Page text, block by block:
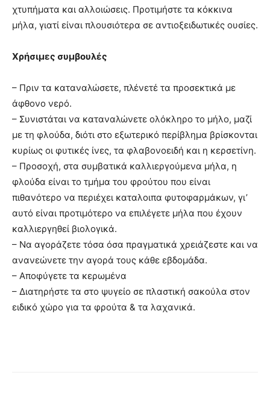
χτυπήματα και αλλοιώσεις. Προτιμήστε τα κόκκινα
μήλα, γιατί είναι πλουσιότερα σε αντιοξειδωτικές ουσίες.
Χρήσιμες συμβουλές
– Πριν τα καταναλώσετε, πλένετέ τα προσεκτικά με
άφθονο νερό.
– Συνιστάται να καταναλώνετε ολόκληρο το μήλο, μαζί
με τη φλούδα, διότι στο εξωτερικό περίβλημα βρίσκονται
κυρίως οι φυτικές ίνες, τα φλαβονοειδή και η κερσετίνη.
– Προσοχή, στα συμβατικά καλλιεργούμενα μήλα, η
φλούδα είναι το τμήμα του φρούτου που είναι
πιθανότερο να περιέχει καταλοιπα φυτοφαρμάκων, γι’
αυτό είναι προτιμότερο να επιλέγετε μήλα που έχουν
καλλιεργηθεί βιολογικά.
– Να αγοράζετε τόσα όσα πραγματικά χρειάζεστε και να
ανανεώνετε την αγορά τους κάθε εβδομάδα.
– Αποφύγετε τα κερωμένα
– Διατηρήστε τα στο ψυγείο σε πλαστική σακούλα στον
ειδικό χώρο για τα φρούτα & τα λαχανικά.